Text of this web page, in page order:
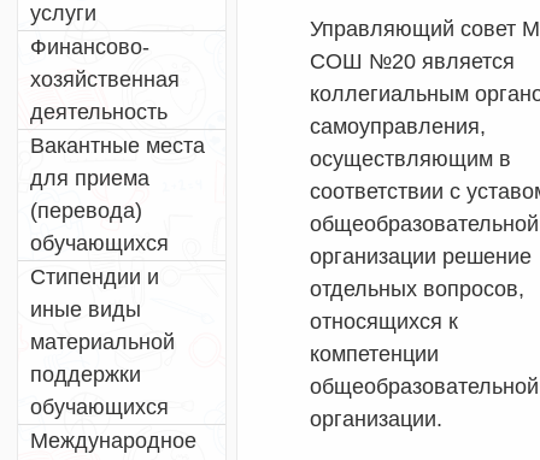
услуги
Финансово-
хозяйственная
деятельность
Вакантные места
для приема
(перевода)
обучающихся
Стипендии и
иные виды
материальной
поддержки
обучающихся
Международное
Управляющий совет
СОШ №20 является
коллегиальным
самоуправления,
осуществляющим в
соответствии с
общеобразовательной
организации решение
отдельных вопросов,
относящихся к
компетенции
общеобразовательной
организации.